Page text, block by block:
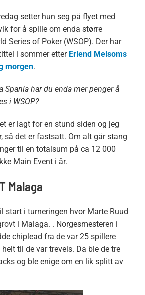
setter hun seg på flyet med
for å spille om enda større
Series of Poker (WSOP). Der har
i sommer etter Erlend Melsoms
morgen.
Spania har du enda mer penger å
i WSOP?
er lagt for en stund siden og jeg
så det er fastsatt. Om alt går stang
til en totalsum på ca 12 000
Main Event i år.
Malaga
start i turneringen hvor Marte Ruud
i Malaga. . Norgesmesteren i
chiplead fra de var 25 spillere
til de var treveis. Da ble de tre
og ble enige om en lik splitt av